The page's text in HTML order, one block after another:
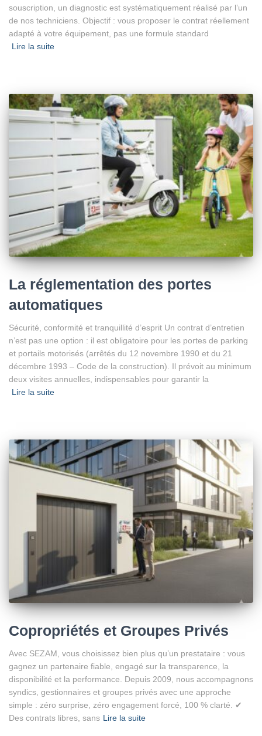
souscription, un diagnostic est systématiquement réalisé par l’un
de nos techniciens. Objectif : vous proposer le contrat réellement
adapté à votre équipement, pas une formule standard
Lire la suite
La réglementation des portes
automatiques
Sécurité, conformité et tranquillité d’esprit Un contrat d’entretien
n’est pas une option : il est obligatoire pour les portes de parking
et portails motorisés (arrêtés du 12 novembre 1990 et du 21
décembre 1993 – Code de la construction). Il prévoit au minimum
deux visites annuelles, indispensables pour garantir la
Lire la suite
Copropriétés et Groupes Privés
Avec SEZAM, vous choisissez bien plus qu’un prestataire : vous
gagnez un partenaire fiable, engagé sur la transparence, la
disponibilité et la performance. Depuis 2009, nous accompagnons
syndics, gestionnaires et groupes privés avec une approche
simple : zéro surprise, zéro engagement forcé, 100 % clarté. ✔
Des contrats libres, sans Lire la suite